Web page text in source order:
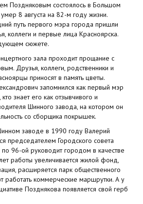
Поздняковым состоялось в Большом
8 августа на 82-м году жизни.
путь первого мэра города пришли
коллеги и первые лица Красноярска.
сюжете.
зала проходит прощание с
Друзья, коллеги, родственники и
приносят в память цветы.
запомнился как первый мэр
знает его как отзывчивого и
Шинного завода, на котором он
со сборщика покрышек.
заводе в 1990 году Валерий
председателем Городского совета
по 96-ой руководит городом в качестве
работы увеличивается жилой фонд,
расширяется парк общественного
работать коммерческие маршрутки. А у
Позднякова появляется свой герб